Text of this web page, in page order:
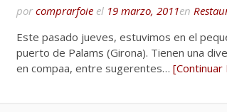
por comprarfoie el 19 marzo, 2011en
Este pasado jueves, estuvimos en el
puerto de Palams (Girona). Tienen una
en compaa, entre sugerentes… [Continuar